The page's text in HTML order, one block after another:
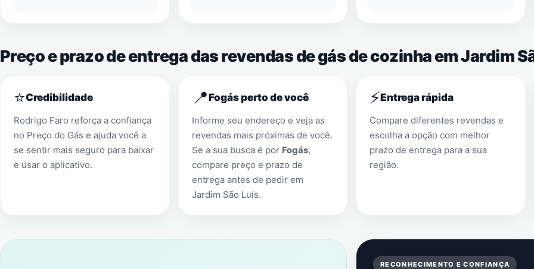
Preço e prazo de entrega das revendas de gás de cozinha em Jardim
⭐Credibilidade
Rodrigo Faro reforça a confiança
no Preço do Gás e ajuda você a
se sentir mais seguro para baixar
e usar o aplicativo.
📍Fogás perto de você
Informe seu endereço e veja as
revendas mais próximas de você.
Se a sua busca é por Fogás,
compare preço e prazo de
entrega antes de pedir em
Jardim São Luís.
⚡Entrega rápida
Compare diferentes revendas e
escolha a opção com melhor
prazo de entrega para a sua
região.
RECONHECIMENTO E CONFIANÇA